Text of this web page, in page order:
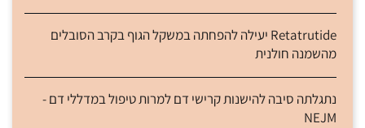
Retatrutide יעילה להפחתה במשקל הגוף בקרב הסובלים
מהשמנה חולנית
נתגלתה סיבה להישנות קרישי דם למרות טיפול במדללי דם -
NEJM